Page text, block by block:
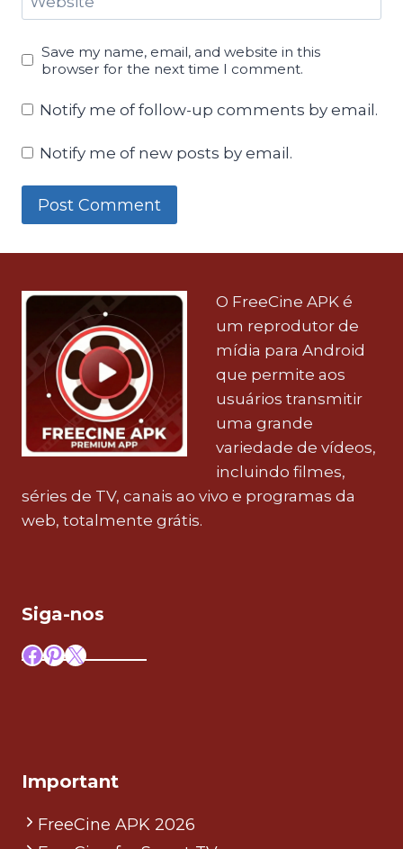
Save my name, email, and website in this
browser for the next time I comment.
Notify me of follow-up comments by email.
Notify me of new posts by email.
O FreeCine APK é
um reprodutor de
mídia para Android
que permite aos
usuários transmitir
uma grande
variedade de vídeos,
incluindo filmes,
séries de TV, canais ao vivo e programas da
web, totalmente grátis.
Siga-nos
Facebook
Pinterest
X
Important
FreeCine APK 2026